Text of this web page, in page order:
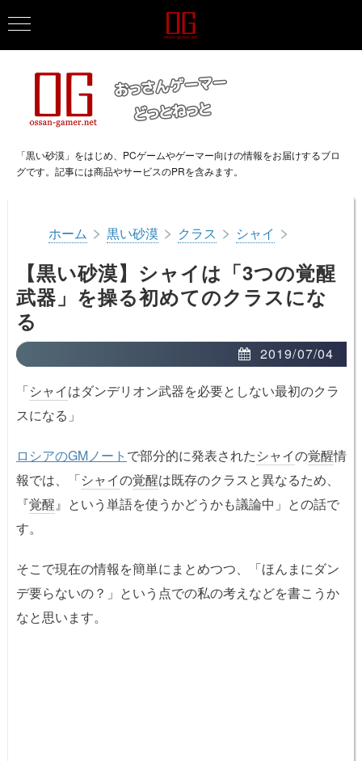
「黒い砂漠」をはじめ、PCゲームやゲーマー向けの情報をお届けするブロ
グです。記事には商品やサービスのPRを含みます。
ホーム > 黒い砂漠 > クラス > シャイ >
【黒い砂漠】シャイは「3つの覚醒
武器」を操る初めてのクラスにな
る
2019/07/04
「シャイはダンデリオン武器を必要としない最初のクラ
スになる」
ロシアのGMノート で部分的に発表されたシャイの覚醒情
報では、「シャイの覚醒は既存のクラスと異なるため、
『覚醒』という単語を使うかどうかも議論中」との話で
す。
そこで現在の情報を簡単にまとめつつ、「ほんまにダン
デ要らないの？」という点での私の考えなどを書こうか
なと思います。